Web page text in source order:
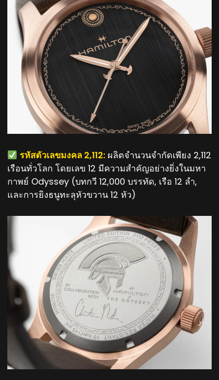
️ รหัสตัวเลขมงคล 2,112:ผลิตจำนวนจำกัดเพียง 2,112
เรือนทั่วโลก โดยเลข 12 มีความสำคัญอย่างยิ่งในมหา
กาพย์ Odyssey (บทกวี 12,000 บรรทัด, เรือ 12 ลำ,
และการยิงธนูทะลุหัวขวาน 12 หัว)